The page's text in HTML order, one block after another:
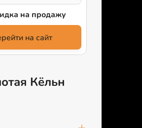
на продажу
на сайт
Кёльн